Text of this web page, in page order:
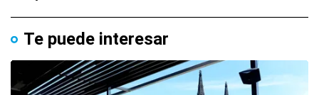
Te puede interesar